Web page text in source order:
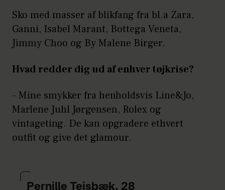
Sko med masser af blikfang fra bl.a Zara,
Ganni, Isabel Marant, Bottega Veneta,
Jimmy Choo og By Malene Birger.
Hvad redder dig ud af enhver tøjkrise?
– Mine smykker fra henholdsvis Line&Jo,
Marlene Juhl Jørgensen, Rolex og
vintageting. De kan opgradere ethvert
outfit og give det glamour.
Pernille Teisbæk, 28